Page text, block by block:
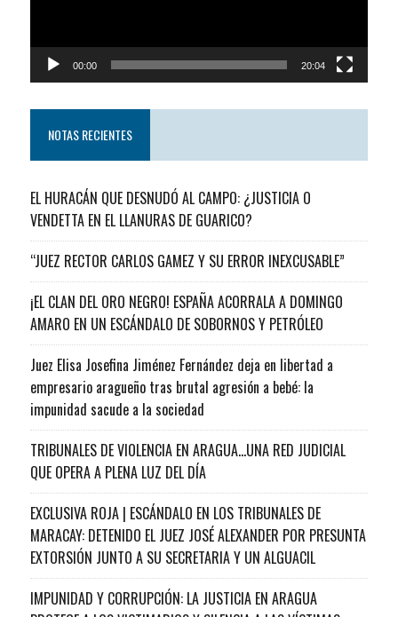
00:00 20:04
NOTAS RECIENTES
EL HURACÁN QUE DESNUDÓ AL CAMPO: ¿JUSTICIA O
VENDETTA EN EL LLANURAS DE GUARICO?
“JUEZ RECTOR CARLOS GAMEZ Y SU ERROR INEXCUSABLE”
¡EL CLAN DEL ORO NEGRO! ESPAÑA ACORRALA A DOMINGO
AMARO EN UN ESCÁNDALO DE SOBORNOS Y PETRÓLEO
Juez Elisa Josefina Jiménez Fernández deja en libertad a
empresario aragueño tras brutal agresión a bebé: la
impunidad sacude a la sociedad
TRIBUNALES DE VIOLENCIA EN ARAGUA…UNA RED JUDICIAL
QUE OPERA A PLENA LUZ DEL DÍA
EXCLUSIVA ROJA | ESCÁNDALO EN LOS TRIBUNALES DE
MARACAY: DETENIDO EL JUEZ JOSÉ ALEXANDER POR PRESUNTA
EXTORSIÓN JUNTO A SU SECRETARIA Y UN ALGUACIL
IMPUNIDAD Y CORRUPCIÓN: LA JUSTICIA EN ARAGUA